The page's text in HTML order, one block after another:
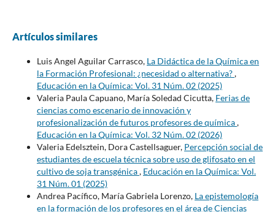
Artículos similares
Luis Angel Aguilar Carrasco, La Didáctica de la Química en
la Formación Profesional: ¿necesidad o alternativa?,
Educación en la Química: Vol. 31 Núm. 02 (2025)
Valeria Paula Capuano, María Soledad Cicutta, Ferias de
ciencias como escenario de innovación y
profesionalización de futuros profesores de química,
Educación en la Química: Vol. 32 Núm. 02 (2026)
Valeria Edelsztein, Dora Castellsaguer, Percepción social de
estudiantes de escuela técnica sobre uso de glifosato en el
cultivo de soja transgénica, Educación en la Química: Vol.
31 Núm. 01 (2025)
Andrea Pacífico, María Gabriela Lorenzo, La epistemología
en la formación de los profesores en el área de Ciencias